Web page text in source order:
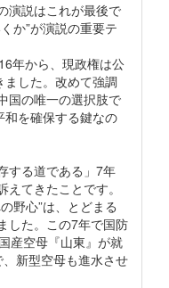
演説はこれが最後で
か”が演説の重要テ
年から、現政権は公
ました。改めて強調
国の唯一の選択肢で
和を確保する鍵なの
する道である」7年
てきたことです。
野心”は、とどまる
した。この7年で国防
産空母『山東』が就
新型空母も進水させ